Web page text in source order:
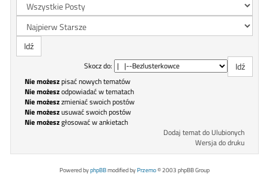
Skocz do:
Nie możeszpisać nowych tematów
Nie możeszodpowiadać w tematach
Nie możeszzmieniać swoich postów
Nie możeszusuwać swoich postów
Nie możeszgłosować w ankietach
Dodaj temat do Ulubionych
Wersja do druku
Powered byphpBBmodified byPrzemo© 2003 phpBB Group